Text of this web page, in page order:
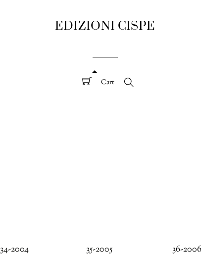
EDIZIONI CISPE
Cart
34-2004 35-2005 36-2006